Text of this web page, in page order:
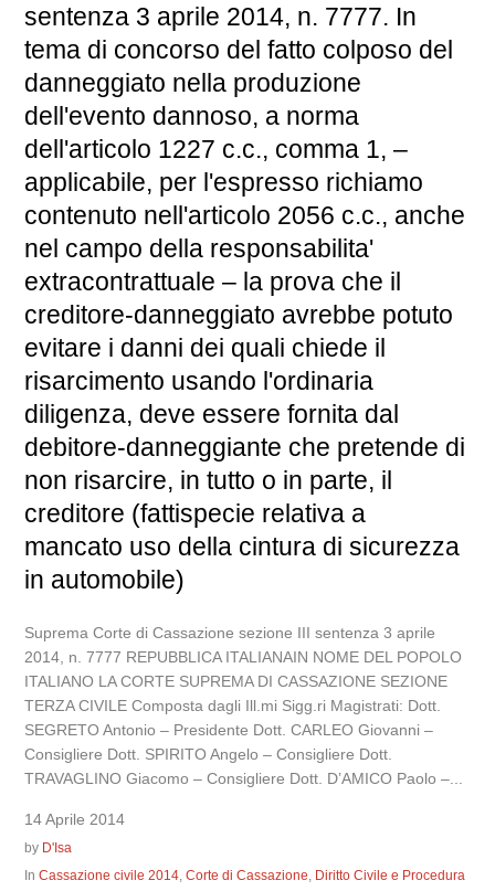
sentenza 3 aprile 2014, n. 7777. In
tema di concorso del fatto colposo del
danneggiato nella produzione
dell'evento dannoso, a norma
dell'articolo 1227 c.c., comma 1, –
applicabile, per l'espresso richiamo
contenuto nell'articolo 2056 c.c., anche
nel campo della responsabilita'
extracontrattuale – la prova che il
creditore-danneggiato avrebbe potuto
evitare i danni dei quali chiede il
risarcimento usando l'ordinaria
diligenza, deve essere fornita dal
debitore-danneggiante che pretende di
non risarcire, in tutto o in parte, il
creditore (fattispecie relativa a
mancato uso della cintura di sicurezza
in automobile)
Suprema Corte di Cassazione sezione III sentenza 3 aprile
2014, n. 7777 REPUBBLICA ITALIANAIN NOME DEL POPOLO
ITALIANO LA CORTE SUPREMA DI CASSAZIONE SEZIONE
TERZA CIVILE Composta dagli Ill.mi Sigg.ri Magistrati: Dott.
SEGRETO Antonio – Presidente Dott. CARLEO Giovanni –
Consigliere Dott. SPIRITO Angelo – Consigliere Dott.
TRAVAGLINO Giacomo – Consigliere Dott. D’AMICO Paolo –...
14 Aprile 2014
by D'Isa
InCassazione civile 2014 ,Corte di Cassazione Diritto Civile e Procedura